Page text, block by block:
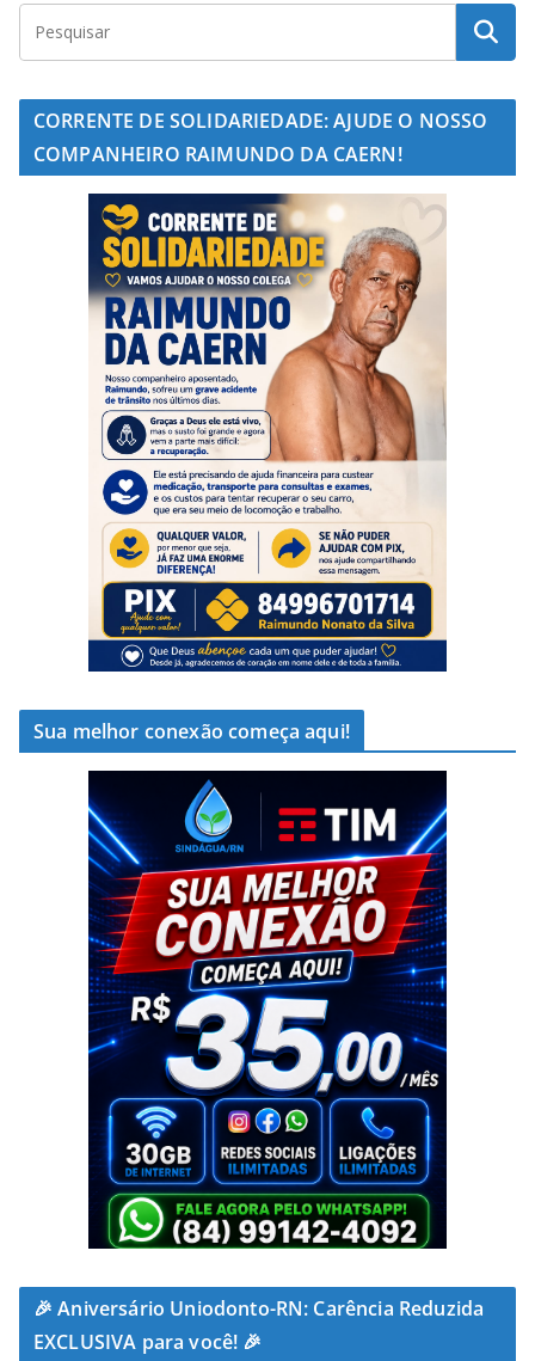
CORRENTE DE SOLIDARIEDADE: AJUDE O NOSSO
COMPANHEIRO RAIMUNDO DA CAERN!
Sua melhor conexão começa aqui!
🎉 Aniversário Uniodonto-RN: Carência Reduzida
EXCLUSIVA para você! 🎉